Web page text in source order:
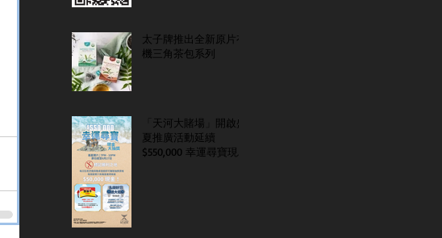
太子牌推出全新原片有
機三角茶包系列
「天河大賭場」開啟盛
夏推廣活動延續
$550,000 幸運尋寶現金